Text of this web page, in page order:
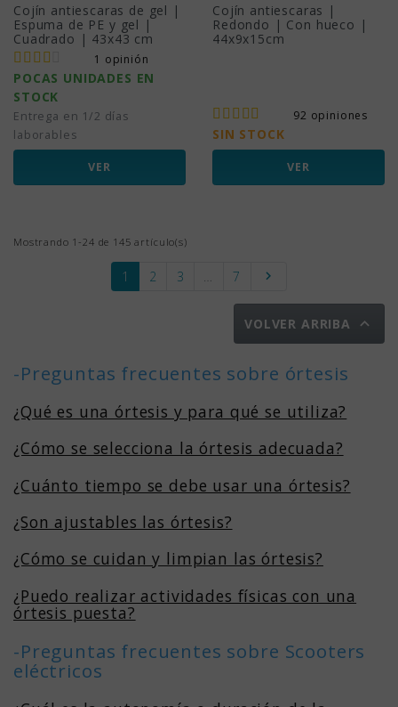
Cojín antiescaras de gel |
Espuma de PE y gel |
Cuadrado | 43x43 cm
1 opinión
POCAS UNIDADES EN
STOCK
Entrega en 1/2 días
laborables
VER
Cojín antiescaras |
Redondo | Con hueco |
44x9x15cm
92 opiniones
SIN STOCK
VER
Mostrando 1-24 de 145 artículo(s)
1 2 3 7 Siguiente

VOLVER ARRIBA 
-Preguntas frecuentes sobre órtesis
¿Qué es una órtesis y para qué se utiliza?
¿Cómo se selecciona la órtesis adecuada?
¿Cuánto tiempo se debe usar una órtesis?
¿Son ajustables las órtesis?
¿Cómo se cuidan y limpian las órtesis?
¿Puedo realizar actividades físicas con una
órtesis puesta?
-Preguntas frecuentes sobre Scooters
eléctricos